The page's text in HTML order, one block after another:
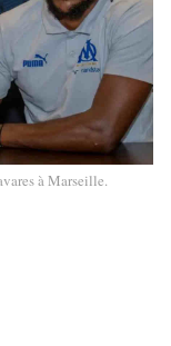
à Marseille.